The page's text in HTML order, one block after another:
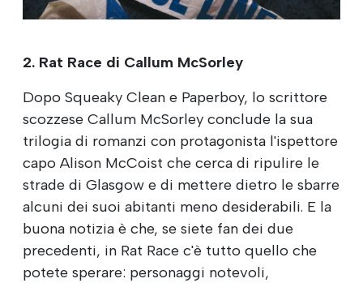
2. Rat Race di Callum McSorley
Dopo Squeaky Clean e Paperboy, lo scrittore
scozzese Callum McSorley conclude la sua
trilogia di romanzi con protagonista l'ispettore
capo Alison McCoist che cerca di ripulire le
strade di Glasgow e di mettere dietro le sbarre
alcuni dei suoi abitanti meno desiderabili. E la
buona notizia è che, se siete fan dei due
precedenti, in Rat Race c'è tutto quello che
potete sperare: personaggi notevoli,